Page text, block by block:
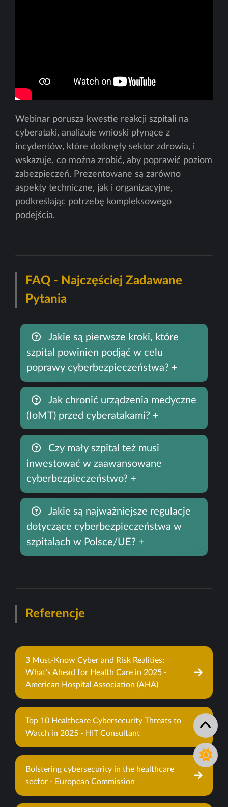
Webinar porusza kwestie reakcji szpitali na
cyberataki, analizuje wnioski płynące z
incydentów, które dotknęły sektor zdrowia, i
wskazuje, co można zrobić, aby poprawić poziom
zabezpieczeń. Prezentowane są zarówno
aspekty techniczne, jak i organizacyjne,
podkreślając potrzebę kompleksowego
podejścia.
FAQ - Najczęściej Zadawane
Pytania
Jakie są pierwsze kroki, które
szpital powinien podjąć w celu
poprawy cyberbezpieczeństwa? +
Jak chronić urządzenia medyczne
(IoMT) przed cyberatakami? +
Czy mały szpital też musi
inwestować w zaawansowane
cyberbezpieczeństwo? +
Jakie są najważniejsze regulacje
dotyczące cyberbezpieczeństwa w
szpitalach w Polsce/UE? +
Referencje
3 Must-Know Cyber and Risk Realities:
What’s Ahead for Health Care in 2025 -
American Hospital Association (AHA)
Top 10 Healthcare Cybersecurity Threats to
Watch in 2025 - HIT Consultant
Bolstering cybersecurity in the healthcare
sector - European Commission